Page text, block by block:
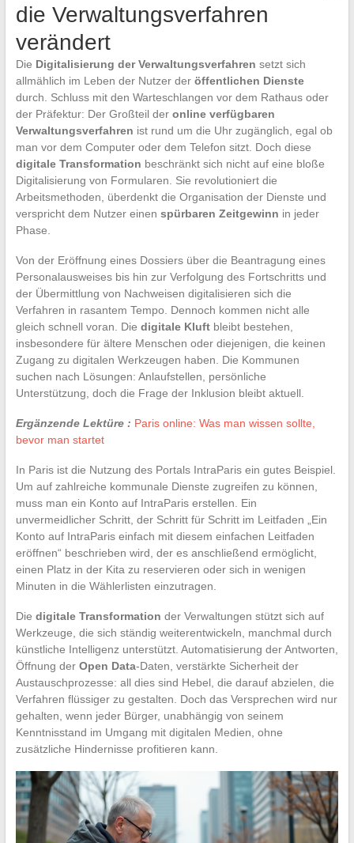
die Verwaltungsverfahren
verändert
Die Digitalisierung der Verwaltungsverfahren setzt sich
allmählich im Leben der Nutzer der öffentlichen Dienste
durch. Schluss mit den Warteschlangen vor dem Rathaus oder
der Präfektur: Der Großteil der online verfügbaren
Verwaltungsverfahren ist rund um die Uhr zugänglich, egal ob
man vor dem Computer oder dem Telefon sitzt. Doch diese
digitale Transformation beschränkt sich nicht auf eine bloße
Digitalisierung von Formularen. Sie revolutioniert die
Arbeitsmethoden, überdenkt die Organisation der Dienste und
verspricht dem Nutzer einen spürbaren Zeitgewinn in jeder
Phase.
Von der Eröffnung eines Dossiers über die Beantragung eines
Personalausweises bis hin zur Verfolgung des Fortschritts und
der Übermittlung von Nachweisen digitalisieren sich die
Verfahren in rasantem Tempo. Dennoch kommen nicht alle
gleich schnell voran. Die digitale Kluftbleibt bestehen,
insbesondere für ältere Menschen oder diejenigen, die keinen
Zugang zu digitalen Werkzeugen haben. Die Kommunen
suchen nach Lösungen: Anlaufstellen, persönliche
Unterstützung, doch die Frage der Inklusion bleibt aktuell.
Ergänzende Lektüre : Paris online: Was man wissen sollte,
bevor man startet
In Paris ist die Nutzung des Portals IntraParis ein gutes Beispiel.
Um auf zahlreiche kommunale Dienste zugreifen zu können,
muss man ein Konto auf IntraParis erstellen. Ein
unvermeidlicher Schritt, der Schritt für Schritt im Leitfaden „Ein
Konto auf IntraParis einfach mit diesem einfachen Leitfaden
eröffnen“ beschrieben wird, der es anschließend ermöglicht,
einen Platz in der Kita zu reservieren oder sich in wenigen
Minuten in die Wählerlisten einzutragen.
Die digitale Transformation der Verwaltungen stützt sich auf
Werkzeuge, die sich ständig weiterentwickeln, manchmal durch
künstliche Intelligenz unterstützt. Automatisierung der Antworten,
Öffnung der Open Data-Daten, verstärkte Sicherheit der
Austauschprozesse: all dies sind Hebel, die darauf abzielen, die
Verfahren flüssiger zu gestalten. Doch das Versprechen wird nur
gehalten, wenn jeder Bürger, unabhängig von seinem
Kenntnisstand im Umgang mit digitalen Medien, ohne
zusätzliche Hindernisse profitieren kann.